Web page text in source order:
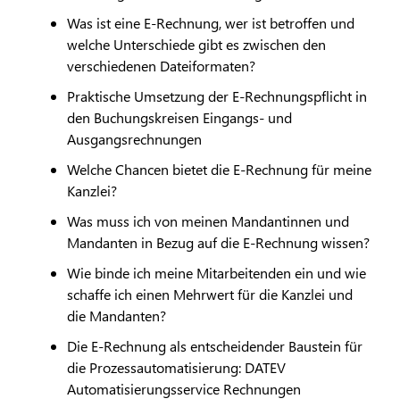
Was ist eine E-Rechnung, wer ist betroffen und
welche Unterschiede gibt es zwischen den
verschiedenen Dateiformaten?
Praktische Umsetzung der E-Rechnungspflicht in
den Buchungskreisen Eingangs- und
Ausgangsrechnungen
Welche Chancen bietet die E-Rechnung für meine
Kanzlei?
Was muss ich von meinen Mandantinnen und
Mandanten in Bezug auf die E-Rechnung wissen?
Wie binde ich meine Mitarbeitenden ein und wie
schaffe ich einen Mehrwert für die Kanzlei und
die Mandanten?
Die E-Rechnung als entscheidender Baustein für
die Prozessautomatisierung: DATEV
Automatisierungsservice Rechnungen